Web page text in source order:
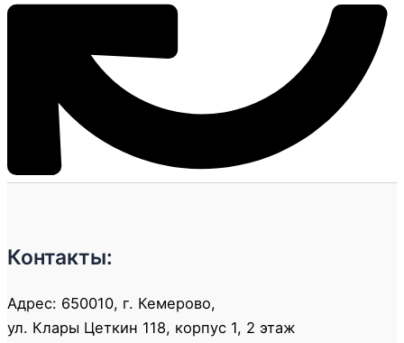
Контакты:
Адрес: 650010, г. Кемерово,
ул. Клары Цеткин 118, корпус 1, 2 этаж